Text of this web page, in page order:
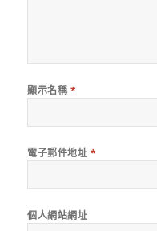
顯示名稱 *
電子郵件地址 *
個人網站網址